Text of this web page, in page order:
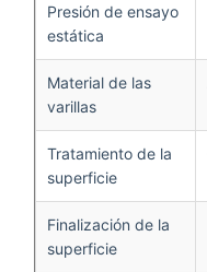
Presión de ensayo
estática
Material de las
varillas
Tratamiento de la
superficie
Finalización de la
superficie